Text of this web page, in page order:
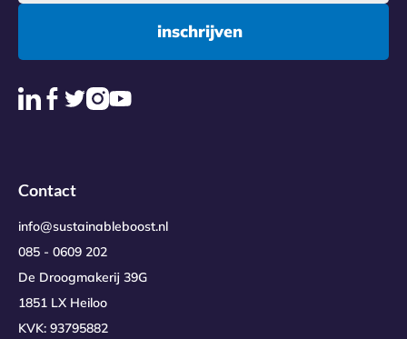
inschrijven
Contact
info@sustainableboost.nl
085 - 0609 202
De Droogmakerij 39G
1851 LX Heiloo
KVK: 93795882